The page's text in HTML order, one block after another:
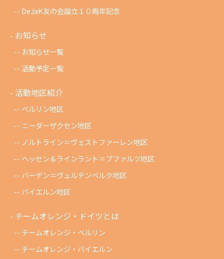
DeJaK友の会設立１０周年記念
お知らせ
お知らせ一覧
活動予定一覧
活動地区紹介
ベルリン地区
ニーダーザクセン地区
ノルトライン＝ヴェストファーレン地区
ヘッセン＆ラインラント＝プファルツ地区
バーデン＝ヴュルテンベルク地区
バイエルン地区
チームオレンジ・ドイツとは
チームオレンジ・ベルリン
チームオレンジ・バイエルン